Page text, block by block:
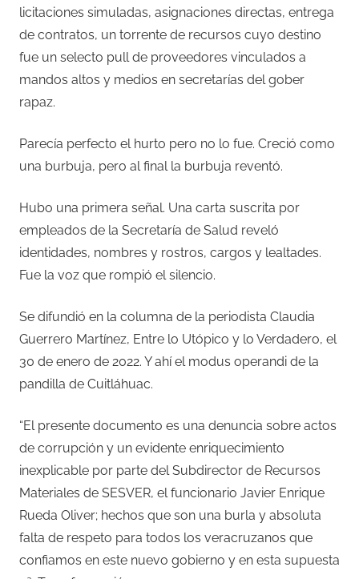
licitaciones simuladas, asignaciones directas, entrega
de contratos, un torrente de recursos cuyo destino
fue un selecto pull de proveedores vinculados a
mandos altos y medios en secretarías del gober
rapaz.
Parecía perfecto el hurto pero no lo fue. Creció como
una burbuja, pero al final la burbuja reventó.
Hubo una primera señal. Una carta suscrita por
empleados de la Secretaría de Salud reveló
identidades, nombres y rostros, cargos y lealtades.
Fue la voz que rompió el silencio.
Se difundió en la columna de la periodista Claudia
Guerrero Martínez, Entre lo Utópico y lo Verdadero, el
30 de enero de 2022. Y ahí el modus operandi de la
pandilla de Cuitláhuac.
“El presente documento es una denuncia sobre actos
de corrupción y un evidente enriquecimiento
inexplicable por parte del Subdirector de Recursos
Materiales de SESVER, el funcionario Javier Enrique
Rueda Oliver; hechos que son una burla y absoluta
falta de respeto para todos los veracruzanos que
confiamos en este nuevo gobierno y en esta supuesta